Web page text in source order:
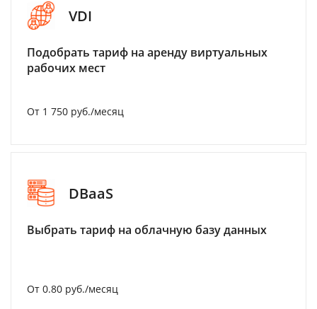
VDI
Подобрать тариф на аренду виртуальных
рабочих мест
От 1 750 руб./месяц
DBaaS
Выбрать тариф на облачную базу данных
От 0.80 руб./месяц